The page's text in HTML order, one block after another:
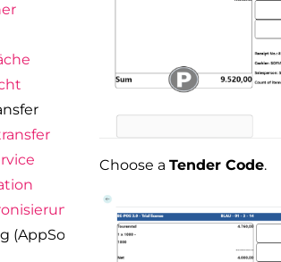
(AppSource)
Choose a Tender Code.